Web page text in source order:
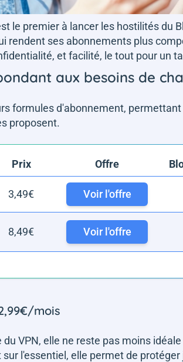
le premier à lancer les hostilités du
rendent ses abonnements plus
et facilité, le tout pour un
aux besoins de
formules d'abonnement,
proposent.
Prix Offre
3,49€ Voir l'offre
8,49€ Voir l'offre
mois
VPN, elle ne reste pas moins
l'essentiel, elle permet de